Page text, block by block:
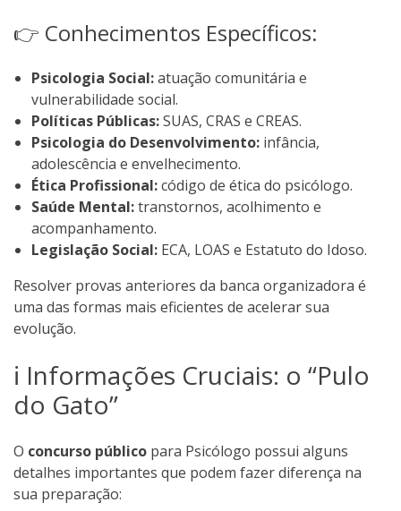
👉 Conhecimentos Específicos:
Psicologia Social:atuação comunitária e
vulnerabilidade social.
Políticas Públicas:SUAS, CRAS e CREAS.
Psicologia do Desenvolvimento: infância,
adolescência e envelhecimento.
Ética Profissional:código de ética do psicólogo.
Saúde Mental:transtornos, acolhimento e
acompanhamento.
Legislação Social: ECA, LOAS e Estatuto do Idoso.
Resolver provas anteriores da banca organizadora é
uma das formas mais eficientes de acelerar sua
evolução.
ℹ️ Informações Cruciais: o “Pulo
do Gato”
O concurso público para Psicólogo possui alguns
detalhes importantes que podem fazer diferença na
sua preparação: